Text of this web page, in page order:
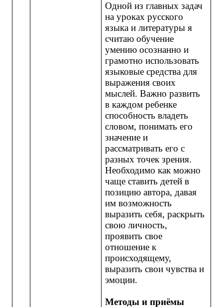
Одной из главных задач
на уроках русского
языка и литературы я
считаю обучение
умению осознанно и
грамотно использовать
языковые средства для
выражения своих
мыслей. Важно развить
в каждом ребенке
способность владеть
словом, понимать его
значение и
рассматривать его с
разных точек зрения.
Необходимо как можно
чаще ставить детей в
позицию автора, давая
им возможность
выразить себя, раскрыть
свою личность,
проявить свое
отношение к
происходящему,
выразить свои чувства и
эмоции.
Методы и приёмы